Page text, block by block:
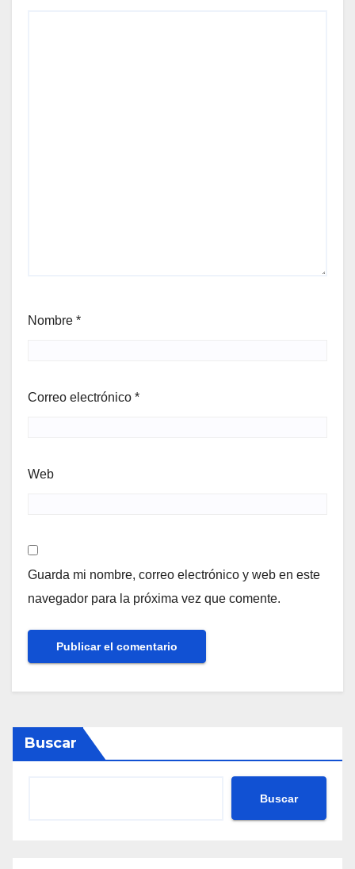
Nombre *
Correo electrónico *
Web
Guarda mi nombre, correo electrónico y web en este
navegador para la próxima vez que comente.
Buscar
Buscar